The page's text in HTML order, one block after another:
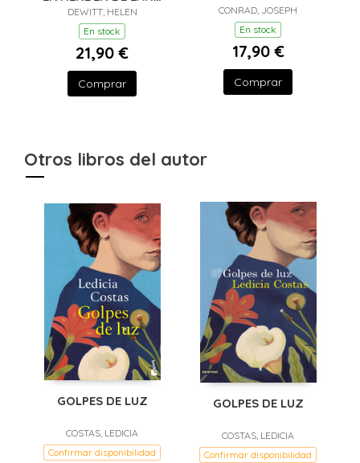
(Y OTROS TRUCOS)
DEWITT, HELEN
En stock
21,90 €
Comprar
CONRAD, JOSEPH
En stock
17,90 €
Comprar
Otros libros del autor
GOLPES DE LUZ
COSTAS, LEDICIA
Confirmar disponibilidad
GOLPES DE LUZ
COSTAS, LEDICIA
Confirmar disponibilidad